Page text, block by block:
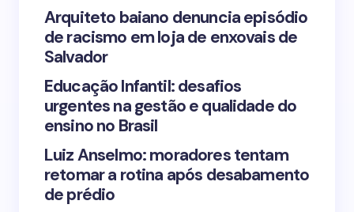
Save my name and email in this browser for the
Submit Comment
Arquiteto baiano denuncia episódio
de racismo em loja de enxovais de
Salvador
Educação Infantil: desafios
urgentes na gestão e qualidade do
ensino no Brasil
Luiz Anselmo: moradores tentam
retomar a rotina após desabamento
de prédio